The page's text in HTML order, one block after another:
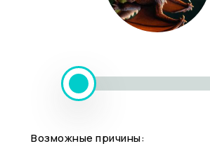
Возможные причины: